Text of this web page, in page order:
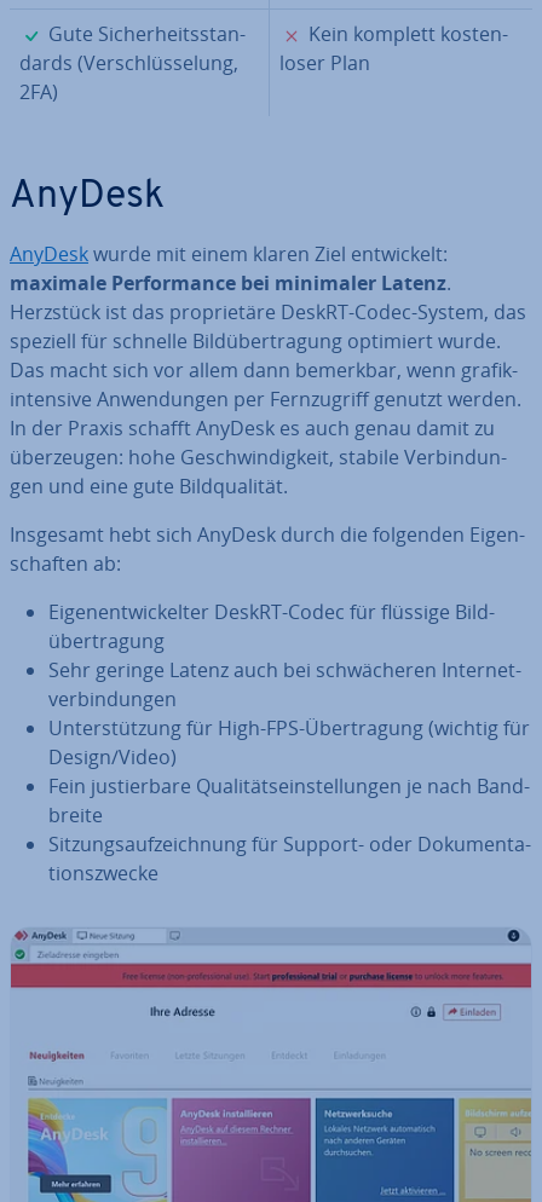
✓
Gute Si­cher­heits­stan­
dards (Ver­schlüs­se­lung,
2FA)
✗
Kein komplett kos­ten­
lo­ser Plan
AnyDesk
AnyDeskwurde mit einem klaren Ziel ent­wi­ckelt:
maximale Per­for­mance bei minimaler Latenz.
Herzstück ist das pro­prie­tä­re DeskRT-Codec-System, das
speziell für schnelle Bild­über­tra­gung optimiert wurde.
Das macht sich vor allem dann bemerkbar, wenn gra­fik­
in­ten­si­ve An­wen­dun­gen per Fern­zu­griff genutzt werden.
In der Praxis schafft AnyDesk es auch genau damit zu
über­zeu­gen: hohe Ge­schwin­dig­keit, stabile Ver­bin­dun­
gen und eine gute Bild­qua­li­tät.
Insgesamt hebt sich AnyDesk durch die folgenden Ei­gen­
schaf­ten ab:
Ei­gen­ent­wi­ckel­ter DeskRT-Codec für flüssige Bild­
über­tra­gung
Sehr geringe Latenz auch bei schwä­che­ren In­ter­net­
ver­bin­dun­gen
Un­ter­stüt­zung für High-FPS-Über­tra­gung (wichtig für
Design/Video)
Fein jus­tier­ba­re Qua­li­täts­ein­stel­lun­gen je nach Band­
brei­te
Sit­zungs­auf­zeich­nung für Support- oder Do­ku­men­ta­
ti­ons­zwe­cke